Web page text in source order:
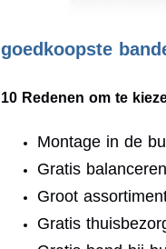
goedkoopste
10 Redenen om te
Montage in de
Gratis
Groot
Gratis